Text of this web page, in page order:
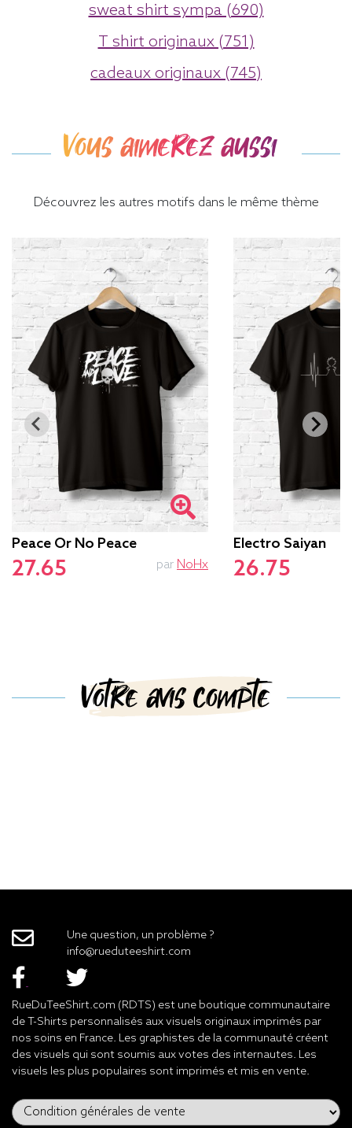
sweat shirt sympa (690)
T shirt originaux (751)
cadeaux originaux (745)
Vous aimerez aussi
Découvrez les autres motifs dans le même thème
Peace Or No Peace
27.65 par NoHx
Electro Saiyan
26.75
Votre avis compte
Une question, un problème ?
info@rueduteeshirt.com
RueDuTeeShirt.com (RDTS) est une boutique communautaire
de T-Shirts personnalisés aux visuels originaux imprimés par
nos soins en France. Les graphistes de la communauté créent
des visuels qui sont soumis aux votes des internautes. Les
visuels les plus populaires sont imprimés et mis en vente.